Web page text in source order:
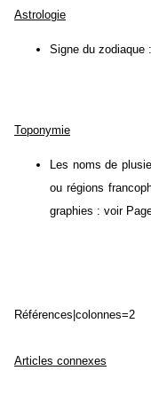
Astrologie
Signe du zodiaque
Toponymie
Les noms de
ou régions
graphies : voir
Références|colonnes=2
Articles connexes